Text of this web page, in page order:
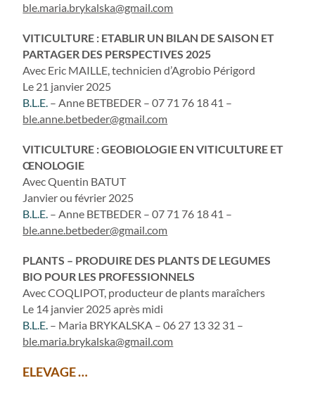
ble.maria.brykalska@gmail.com
VITICULTURE : ETABLIR UN BILAN DE SAISON ET
PARTAGER DES PERSPECTIVES 2025
Avec Eric MAILLE, technicien d’Agrobio Périgord
Le 21 janvier 2025
B.L.E. – Anne BETBEDER – 07 71 76 18 41 –
ble.anne.betbeder@gmail.com
VITICULTURE : GEOBIOLOGIE EN VITICULTURE ET
ŒNOLOGIE
Avec Quentin BATUT
Janvier ou février 2025
B.L.E. – Anne BETBEDER – 07 71 76 18 41 –
ble.anne.betbeder@gmail.com
PLANTS – PRODUIRE DES PLANTS DE LEGUMES
BIO POUR LES PROFESSIONNELS
Avec COQLIPOT, producteur de plants maraîchers
Le 14 janvier 2025 après midi
B.L.E. – Maria BRYKALSKA – 06 27 13 32 31 –
ble.maria.brykalska@gmail.com
ELEVAGE …